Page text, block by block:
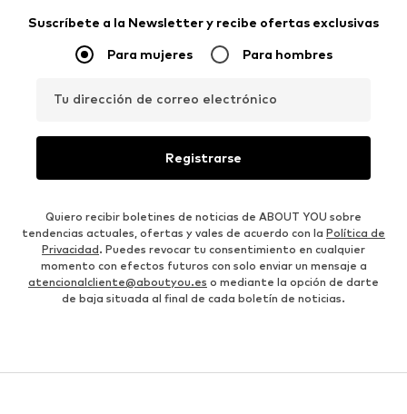
Suscríbete a la Newsletter y recibe ofertas exclusivas
Para mujeres Para hombres
Tu dirección de correo electrónico
Registrarse
Quiero recibir boletines de noticias de ABOUT YOU sobre
tendencias actuales, ofertas y vales de acuerdo con la Política de
Privacidad. Puedes revocar tu consentimiento en cualquier
momento con efectos futuros con solo enviar un mensaje a
atencionalcliente@aboutyou.es o mediante la opción de darte
de baja situada al final de cada boletín de noticias.